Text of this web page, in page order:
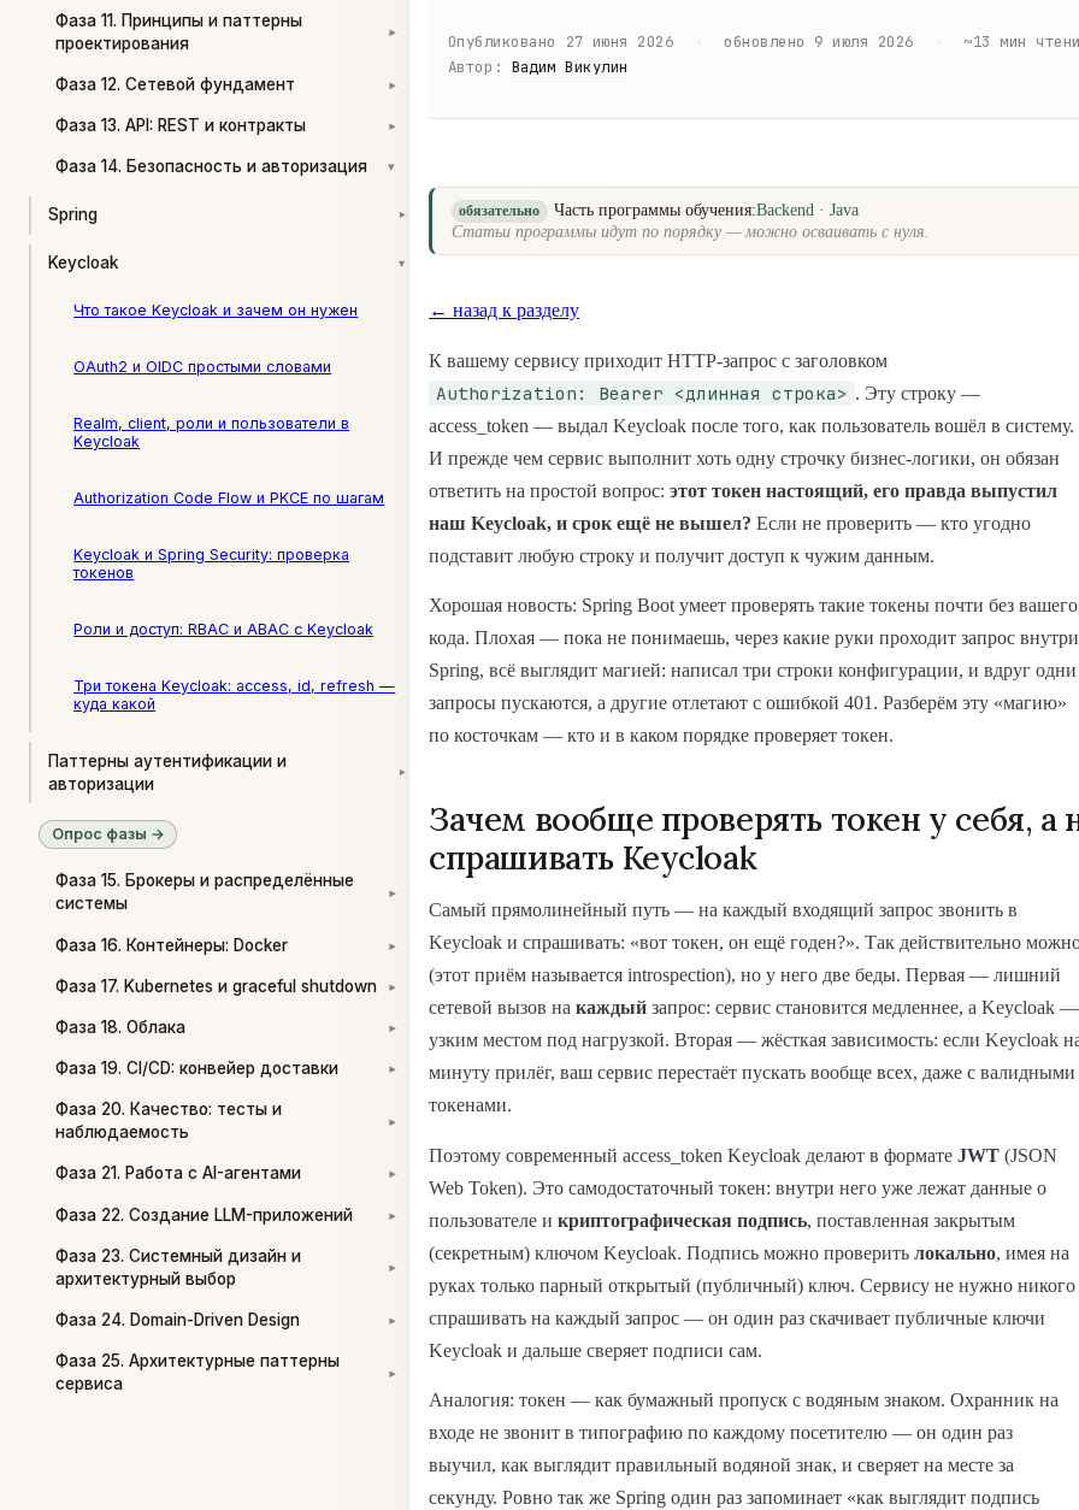
Фаза 11. Принципы и паттерны
проектирования
▾
Фаза 12. Сетевой фундамент ▾
Фаза 13. API: REST и контракты ▾
Фаза 14. Безопасность и авторизация ▾
Spring ▾
Keycloak ▾
Что такое Keycloak и зачем он нужен
OAuth2 и OIDC простыми словами
Realm, client, роли и пользователи в
Keycloak
Authorization Code Flow и PKCE по шагам
Keycloak и Spring Security: проверка
токенов
Роли и доступ: RBAC и ABAC с Keycloak
Три токена Keycloak: access, id, refresh —
куда какой
Паттерны аутентификации и
авторизации
▾
Опрос фазы →
Фаза 15. Брокеры и распределённые
системы
▾
Фаза 16. Контейнеры: Docker ▾
Фаза 17. Kubernetes и graceful shutdown ▾
Фаза 18. Облака ▾
Фаза 19. CI/CD: конвейер доставки ▾
Фаза 20. Качество: тесты и
наблюдаемость
▾
Фаза 21. Работа с AI-агентами ▾
Фаза 22. Создание LLM-приложений ▾
Фаза 23. Системный дизайн и
архитектурный выбор
▾
Фаза 24. Domain-Driven Design ▾
Фаза 25. Архитектурные паттерны
сервиса
▾
Опубликовано 27 июня 2026 обновлено 9 июля 2026 ~13 мин
Автор : Вадим Викулин
обязательно Часть программы обучения:Backend · Java
Статьи программы идут по порядку — можно осваивать с нуля.
← назад к разделу
К вашему сервису приходит HTTP-запрос с заголовком
Authorization: Bearer <длинная строка> . Эту строку —
access_token — выдал Keycloak после того, как пользователь вошёл в систему.
И прежде чем сервис выполнит хоть одну строчку бизнес-логики, он обязан
ответить на простой вопрос: этот токен настоящий, его правда выпустил
наш Keycloak, и срок ещё не вышел? Если не проверить — кто угодно
подставит любую строку и получит доступ к чужим данным.
Хорошая новость: Spring Boot умеет проверять такие токены почти без вашего
кода. Плохая — пока не понимаешь, через какие руки проходит запрос внутри
Spring, всё выглядит магией: написал три строки конфигурации, и вдруг одни
запросы пускаются, а другие отлетают с ошибкой 401. Разберём эту «магию»
по косточкам — кто и в каком порядке проверяет токен.
Зачем вообще проверять токен у себя, а
спрашивать Keycloak
Самый прямолинейный путь — на каждый входящий запрос звонить в
Keycloak и спрашивать: «вот токен, он ещё годен?». Так действительно
(этот приём называется introspection), но у него две беды. Первая — лишний
сетевой вызов на каждый запрос: сервис становится медленнее, а Keycloak —
узким местом под нагрузкой. Вторая — жёсткая зависимость: если Keycloak
минуту прилёг, ваш сервис перестаёт пускать вообще всех, даже с валидными
токенами.
Поэтому современный access_token Keycloak делают в формате JWT (JSON
Web Token). Это самодостаточный токен: внутри него уже лежат данные о
пользователе и криптографическая подпись, поставленная закрытым
(секретным) ключом Keycloak. Подпись можно проверить локально, имея на
руках только парный открытый (публичный) ключ. Сервису не нужно никого
спрашивать на каждый запрос — он один раз скачивает публичные ключи
Keycloak и дальше сверяет подписи сам.
Аналогия: токен — как бумажный пропуск с водяным знаком. Охранник на
входе не звонит в типографию по каждому посетителю — он один раз
выучил, как выглядит правильный водяной знак, и сверяет на месте за
секунду. Ровно так же Spring один раз запоминает «как выглядит подпись